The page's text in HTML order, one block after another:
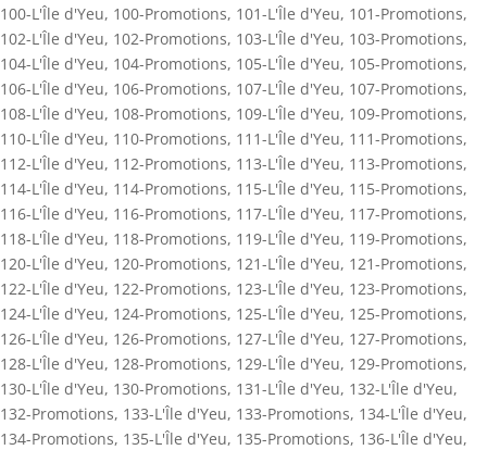
100-L'Île d'Yeu, 100-Promotions, 101-L'Île d'Yeu, 101-Promotions,
102-L'Île d'Yeu, 102-Promotions, 103-L'Île d'Yeu, 103-Promotions,
104-L'Île d'Yeu, 104-Promotions, 105-L'Île d'Yeu, 105-Promotions,
106-L'Île d'Yeu, 106-Promotions, 107-L'Île d'Yeu, 107-Promotions,
108-L'Île d'Yeu, 108-Promotions, 109-L'Île d'Yeu, 109-Promotions,
110-L'Île d'Yeu, 110-Promotions, 111-L'Île d'Yeu, 111-Promotions,
112-L'Île d'Yeu, 112-Promotions, 113-L'Île d'Yeu, 113-Promotions,
114-L'Île d'Yeu, 114-Promotions, 115-L'Île d'Yeu, 115-Promotions,
116-L'Île d'Yeu, 116-Promotions, 117-L'Île d'Yeu, 117-Promotions,
118-L'Île d'Yeu, 118-Promotions, 119-L'Île d'Yeu, 119-Promotions,
120-L'Île d'Yeu, 120-Promotions, 121-L'Île d'Yeu, 121-Promotions,
122-L'Île d'Yeu, 122-Promotions, 123-L'Île d'Yeu, 123-Promotions,
124-L'Île d'Yeu, 124-Promotions, 125-L'Île d'Yeu, 125-Promotions,
126-L'Île d'Yeu, 126-Promotions, 127-L'Île d'Yeu, 127-Promotions,
128-L'Île d'Yeu, 128-Promotions, 129-L'Île d'Yeu, 129-Promotions,
130-L'Île d'Yeu, 130-Promotions, 131-L'Île d'Yeu, 132-L'Île d'Yeu,
132-Promotions, 133-L'Île d'Yeu, 133-Promotions, 134-L'Île d'Yeu,
134-Promotions, 135-L'Île d'Yeu, 135-Promotions, 136-L'Île d'Yeu,